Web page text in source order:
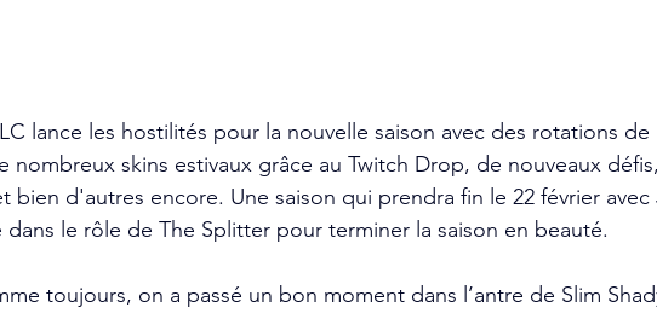
lance les hostilités pour la nouvelle saison avec des rotations de
nombreux skins estivaux grâce au Twitch Drop, de nouveaux
bien d'autres encore. Une saison qui prendra fin le 22 février avec
dans le rôle de The Splitter pour terminer la saison en beauté.
toujours, on a passé un bon moment dans l’antre de Slim